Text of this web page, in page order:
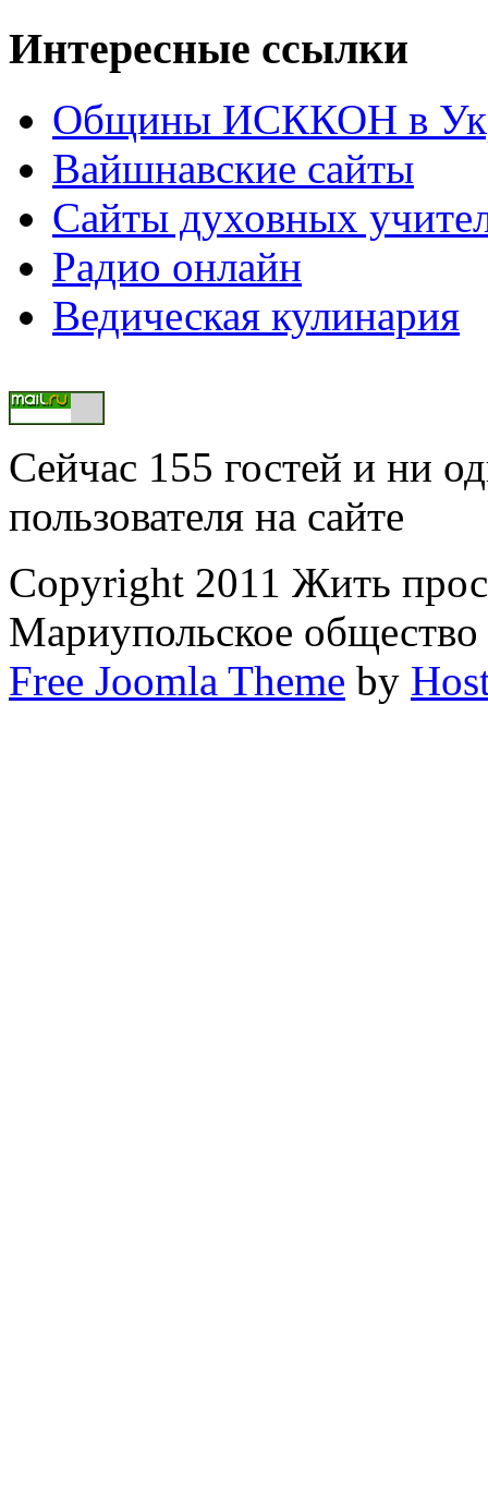
Интересные ссылки
Общины ИСККОН в
Вайшнавские сайты
Сайты духовных
Радио онлайн
Ведическая кулинария
Сейчас 155 гостей и ни
пользователя на сайте
Copyright 2011 Жить
Мариупольское
Free Joomla Theme by